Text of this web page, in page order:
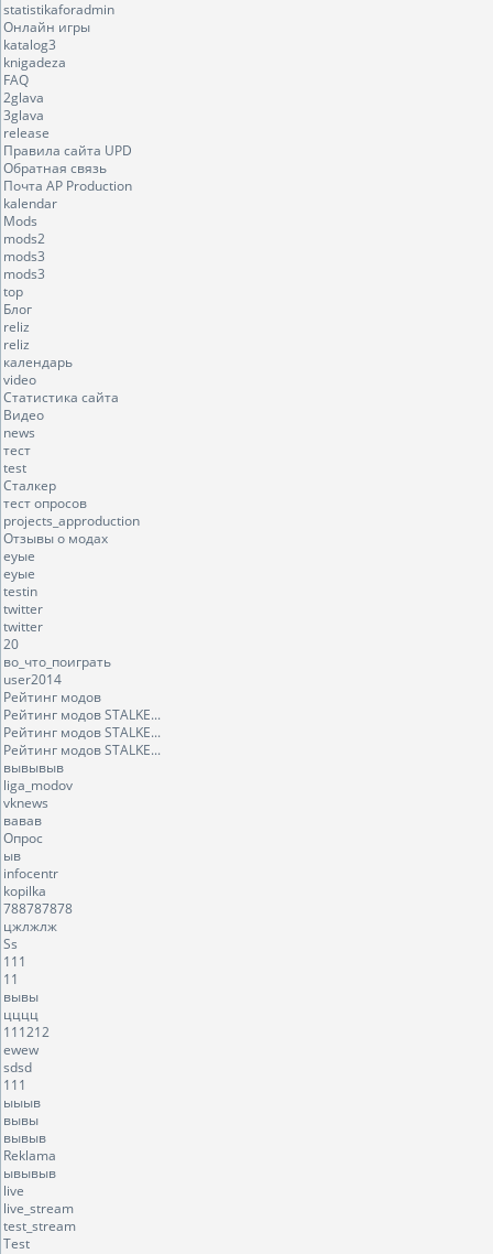
statistikaforadmin
Онлайн игры
katalog3
knigadeza
FAQ
2glava
3glava
release
Правила сайта UPD
Обратная связь
Почта AP Production
kalendar
Mods
mods2
mods3
mods3
top
Блог
reliz
reliz
календарь
video
Статистика сайта
Видео
news
тест
test
Сталкер
тест опросов
projects_approduction
Отзывы о модах
еуые
еуые
testin
twitter
twitter
20
во_что_поиграть
user2014
Рейтинг модов
Рейтинг модов STALKE...
Рейтинг модов STALKE...
Рейтинг модов STALKE...
вывывыв
liga_modov
vknews
вавав
Опрос
ыв
infocentr
kopilka
788787878
цжлжлж
Ss
111
11
вывы
цццц
111212
ewew
sdsd
111
ыыыв
вывы
вывыв
Reklama
ывывыв
live
live_stream
test_stream
Test